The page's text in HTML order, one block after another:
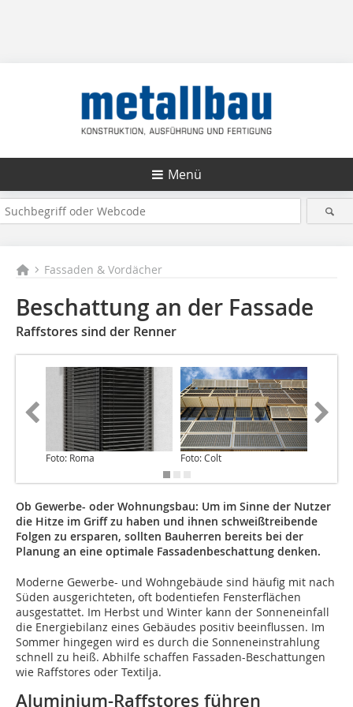
Menü
Fassaden & Vordächer
Beschattung an der Fassade
Raffstores sind der Renner
Foto: Roma Foto: Colt
Ob Gewerbe- oder Wohnungsbau: Um im Sinne der Nutzer
die Hitze im Griff zu haben und ihnen schweißtreibende
Folgen zu ersparen, sollten Bauherren bereits bei der
Planung an eine optimale Fassadenbeschattung denken.
Moderne Gewerbe- und Wohngebäude sind häufig mit nach
Süden ausgerichteten, oft bodentiefen Fensterflächen
ausgestattet. Im Herbst und Winter kann der Sonneneinfall
die Energiebilanz eines Gebäudes positiv beeinflussen. Im
Sommer hingegen wird es durch die Sonneneinstrahlung
schnell zu heiß. Abhilfe schaffen Fassaden-Beschattungen
wie Raffstores oder Textilja.
Aluminium-Raffstores führen